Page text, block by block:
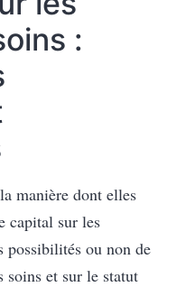
:
manière dont elles
capital sur les
possibilités ou non de
soins et sur le statut